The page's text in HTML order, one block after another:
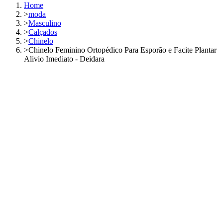
Home
>moda
>Masculino
>Calçados
>Chinelo
>Chinelo Feminino Ortopédico Para Esporão e Facite Plantar
Alivio Imediato - Deidara